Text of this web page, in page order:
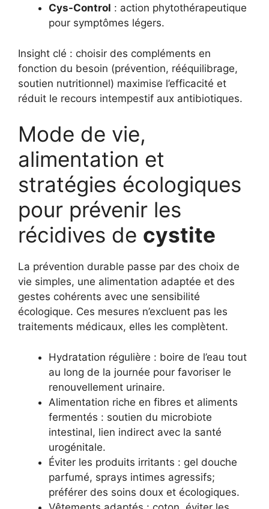
Cys-Control : action phytothérapeutique
pour symptômes légers.
Insight clé : choisir des compléments en
fonction du besoin (prévention, rééquilibrage,
soutien nutritionnel) maximise l’efficacité et
réduit le recours intempestif aux antibiotiques.
Mode de vie,
alimentation et
stratégies écologiques
pour prévenir les
récidives de cystite
La prévention durable passe par des choix de
vie simples, une alimentation adaptée et des
gestes cohérents avec une sensibilité
écologique. Ces mesures n’excluent pas les
traitements médicaux, elles les complètent.
Hydratation régulière : boire de l’eau tout
au long de la journée pour favoriser le
renouvellement urinaire.
Alimentation riche en fibres et aliments
fermentés : soutien du microbiote
intestinal, lien indirect avec la santé
urogénitale.
Éviter les produits irritants : gel douche
parfumé, sprays intimes agressifs;
préférer des soins doux et écologiques.